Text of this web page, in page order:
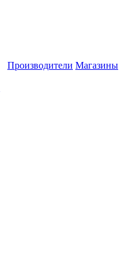
Производители Магазины